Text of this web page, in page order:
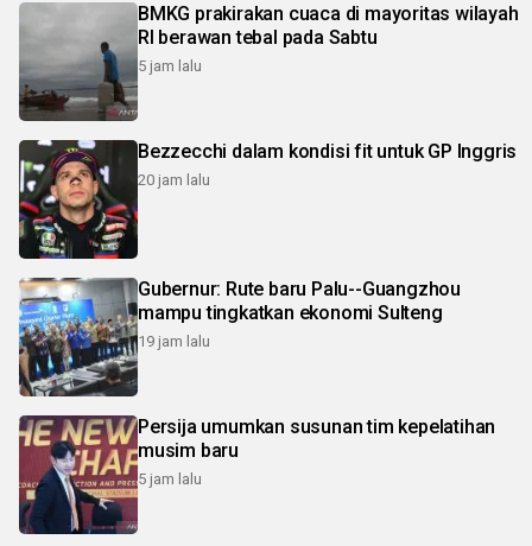
BMKG prakirakan cuaca di mayoritas wilayah
RI berawan tebal pada Sabtu
5 jam lalu
Bezzecchi dalam kondisi fit untuk GP Inggris
20 jam lalu
Gubernur: Rute baru Palu--Guangzhou
mampu tingkatkan ekonomi Sulteng
19 jam lalu
Persija umumkan susunan tim kepelatihan
musim baru
5 jam lalu